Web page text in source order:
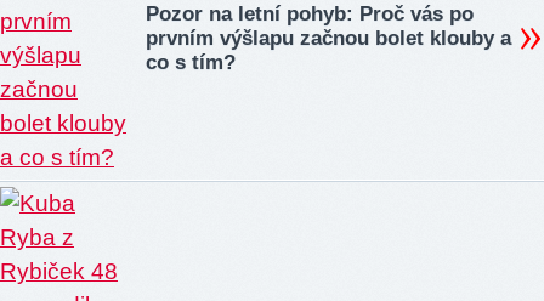
Pozor na letní pohyb: Proč vás po
prvním výšlapu začnou bolet klouby a
co s tím?